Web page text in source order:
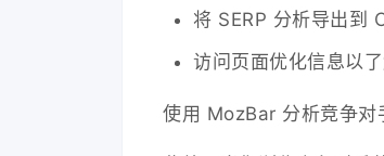
将 SERP 分析导出到
访问页面优化信息以
使用 MozBar 分析竞争对